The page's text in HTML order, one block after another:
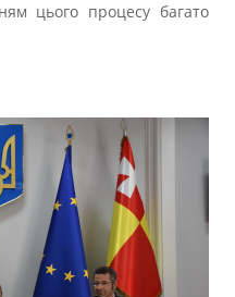
цього процесу багато